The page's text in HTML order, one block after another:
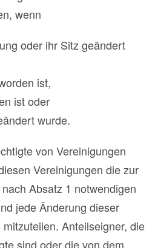
wenn
oder ihr Sitz geändert
ist,
ist oder
wurde.
von Vereinigungen
Vereinigungen die zur
Absatz 1 notwendigen
jede Änderung dieser
Anteilseigner, die
sind oder die von dem